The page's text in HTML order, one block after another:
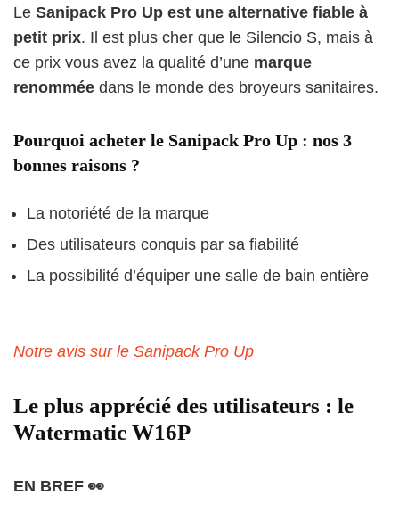
Le Sanipack Pro Up est une alternative fiable à
petit prix. Il est plus cher que le Silencio S, mais à
ce prix vous avez la qualité d’une marque
renommée dans le monde des broyeurs sanitaires.
Pourquoi acheter le Sanipack Pro Up : nos 3
bonnes raisons ?
La notoriété de la marque
Des utilisateurs conquis par sa fiabilité
La possibilité d’équiper une salle de bain entière
Notre avis sur le Sanipack Pro Up
Le plus apprécié des utilisateurs : le
Watermatic W16P
EN BREF 👀